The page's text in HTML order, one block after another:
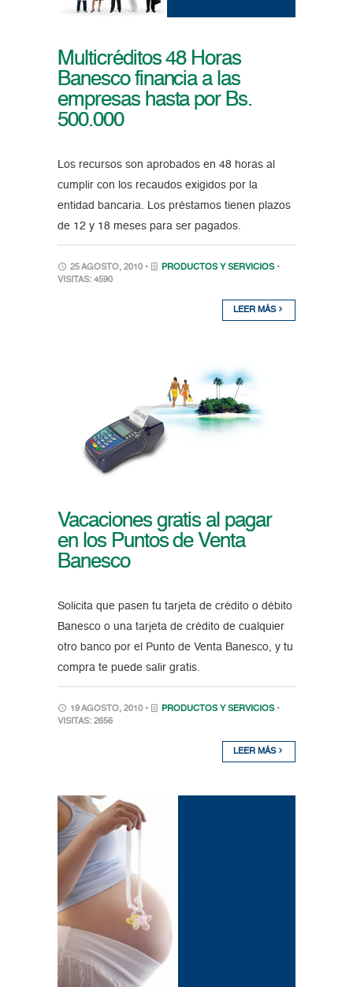
Multicréditos 48 Horas
Banesco financia a las
empresas hasta por Bs.
500.000
Los recursos son aprobados en 48 horas al
cumplir con los recaudos exigidos por la
entidad bancaria. Los préstamos tienen plazos
de 12 y 18 meses para ser pagados.
25 AGOSTO, 2010 • PRODUCTOS Y SERVICIOS •
VISITAS: 4590
LEER MÁS
Vacaciones gratis al pagar
en los Puntos de Venta
Banesco
Solicita que pasen tu tarjeta de crédito o débito
Banesco o una tarjeta de crédito de cualquier
otro banco por el Punto de Venta Banesco, y tu
compra te puede salir gratis.
19 AGOSTO, 2010 • PRODUCTOS Y SERVICIOS •
VISITAS: 2656
LEER MÁS